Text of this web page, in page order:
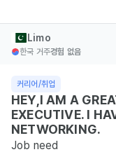
Limo
한국 거주경험 없음
커리어/취업
HEY,I AM A
EXECUTIVE. I
NETWORKING.
Job need